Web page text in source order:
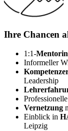
Ihre Chancen
1:1-
Informeller
Leadership
Professionelle
Vernetzung
Einblick in
Leipzig